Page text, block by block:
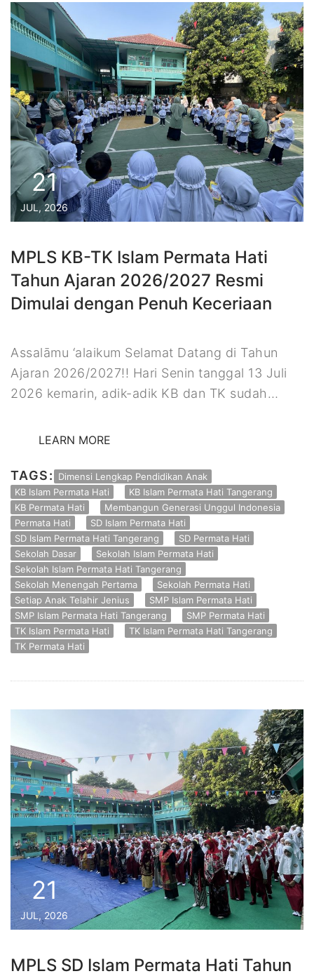
21
JUL, 2026
MPLS KB-TK Islam Permata Hati
Tahun Ajaran 2026/2027 Resmi
Dimulai dengan Penuh Keceriaan
Assalāmu ‘alaikum Selamat Datang di Tahun
Ajaran 2026/2027!! Hari Senin tanggal 13 Juli
2026 kemarin, adik-adik KB dan TK sudah…
LEARN MORE
TAGS:
Dimensi Lengkap Pendidikan Anak
KB Islam Permata Hati
KB Islam Permata Hati Tangerang
KB Permata Hati
Membangun Generasi Unggul Indonesia
Permata Hati
SD Islam Permata Hati
SD Islam Permata Hati Tangerang
SD Permata Hati
Sekolah Dasar
Sekolah Islam Permata Hati
Sekolah Islam Permata Hati Tangerang
Sekolah Menengah Pertama
Sekolah Permata Hati
Setiap Anak Telahir Jenius
SMP Islam Permata Hati
SMP Islam Permata Hati Tangerang
SMP Permata Hati
TK Islam Permata Hati
TK Islam Permata Hati Tangerang
TK Permata Hati
21
JUL, 2026
MPLS SD Islam Permata Hati Tahun